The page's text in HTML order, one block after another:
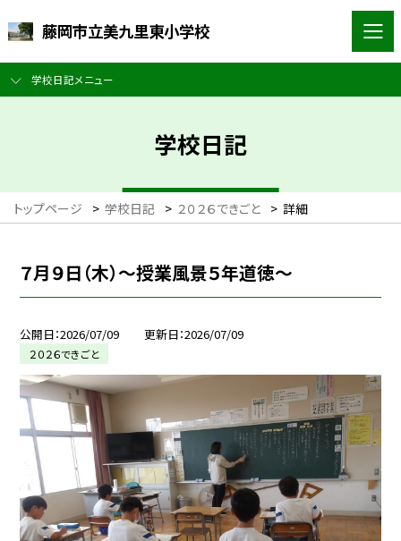
藤岡市立美九里東小学校
学校日記メニュー
学校日記
トップページ > 学校日記 > ２０２６できごと > 詳細
７月９日（木）～授業風景５年道徳～
公開日 2026/07/09 更新日 2026/07/09
２０２６できごと